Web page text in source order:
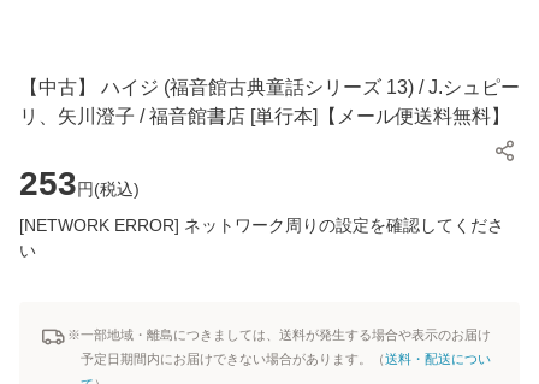
【中古】 ハイジ (福音館古典童話シリーズ 13) / J.シュピー
リ、矢川澄子 / 福音館書店 [単行本]【メール便送料無料】
253円(税込)
[NETWORK ERROR] ネットワーク周りの設定を確認してくださ
い
※一部地域・離島につきましては、送料が発生する場合や表示のお届け
予定日期間内にお届けできない場合があります。（送料・配送につい